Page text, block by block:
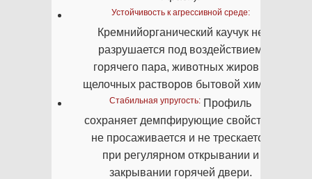
Устойчивость к агрессивной среде:
Кремнийорганический каучук не
разрушается под воздействием
горячего пара, животных жиров и
щелочных растворов бытовой химии.
Стабильная упругость: Профиль
сохраняет демпфирующие свойства,
не просаживается и не трескается
при регулярном открывании и
закрывании горячей двери.